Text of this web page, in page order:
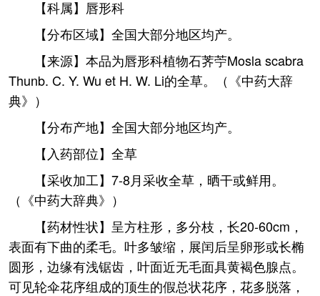
【科属】唇形科
【分布区域】全国大部分地区均产。
【来源】本品为唇形科植物石荠苧Mosla scabra
Thunb. C. Y. Wu et H. W. Li的全草。（《中药大辞
典》）
【分布产地】全国大部分地区均产。
【入药部位】全草
【采收加工】7-8月采收全草，晒干或鲜用。
（《中药大辞典》）
【药材性状】呈方柱形，多分枝，长20-60cm，
表面有下曲的柔毛。叶多皱缩，展闰后呈卵形或长椭
圆形，边缘有浅锯齿，叶面近无毛面具黄褐色腺点。
可见轮伞花序组成的顶生的假总状花序，花多脱落，